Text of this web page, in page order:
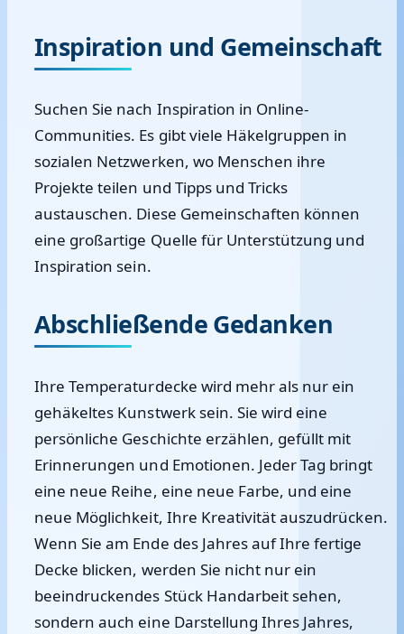
Inspiration und Gemeinschaft
Suchen Sie nach Inspiration in Online-
Communities. Es gibt viele Häkelgruppen in
sozialen Netzwerken, wo Menschen ihre
Projekte teilen und Tipps und Tricks
austauschen. Diese Gemeinschaften können
eine großartige Quelle für Unterstützung und
Inspiration sein.
Abschließende Gedanken
Ihre Temperaturdecke wird mehr als nur ein
gehäkeltes Kunstwerk sein. Sie wird eine
persönliche Geschichte erzählen, gefüllt mit
Erinnerungen und Emotionen. Jeder Tag bringt
eine neue Reihe, eine neue Farbe, und eine
neue Möglichkeit, Ihre Kreativität auszudrücken.
Wenn Sie am Ende des Jahres auf Ihre fertige
Decke blicken, werden Sie nicht nur ein
beeindruckendes Stück Handarbeit sehen,
sondern auch eine Darstellung Ihres Jahres,